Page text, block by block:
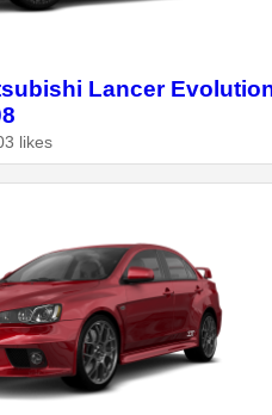
Lancer
likes